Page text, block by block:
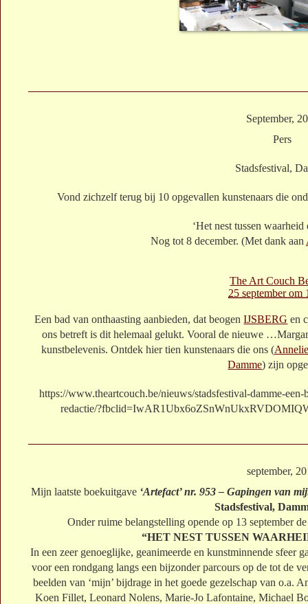
September,
Pers
Stadsfestival,
Vond zichzelf terug bij 10 opgevallen kunstenaars die
‘Het nest tussen waarheid
Nog tot 8 december. (Met dank aan
The Art Couch
25 september om
Een bad van onthaasting aanbieden, dat beogenIJSBERG en
ons betreft is dit helemaal gelukt. Vooral de nieuwe …
kunstbelevenis. Ontdek hier tien kunstenaars die ons (
Damme) zijn
https://www.theartcouch.be/nieuws/stadsfestival-damme-
redactie/
september,
Mijn laatste boekuitgave ‘Artefact’ nr. 953 – Gapingen van
Stadsfestival,
Onder ruime belangstelling opende op 13 september
“HET NEST TUSSEN
In een zeer genoeglijke, geanimeerde en kunstminnende sfeer
voor een rondgang langs een bijzonder parcours op de tot de
beelden van ‘mijn’ bijdrage in het goede gezelschap van o.a.
Koen Fillet, Leonard Nolens, Marie-Jo Lafontaine, Michael